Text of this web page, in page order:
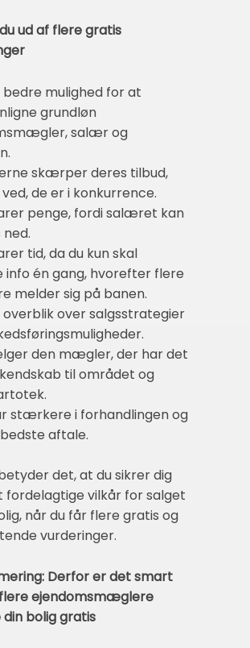
ud af flere gratis
mulighed for at
grundløn
salær og
skærper deres tilbud,
de er i konkurrence.
penge, fordi salæret kan
tid, da du kun skal
info én gang, hvorefter flere
melder sig på banen.
over salgsstrategier
den mægler, der har det
til området og
stærkere i forhandlingen og
aftale.
det, at du sikrer dig
fordelagtige vilkår for salget
når du får flere gratis og
vurderinger.
Derfor er det smart
ejendomsmæglere
bolig gratis